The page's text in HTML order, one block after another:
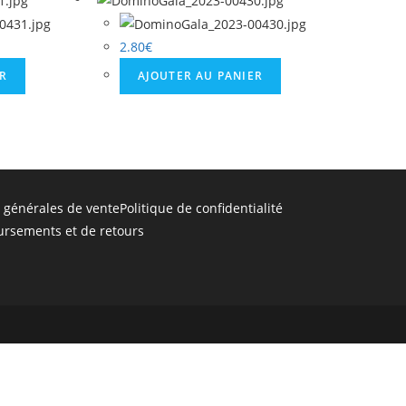
2.80€
AJOUTER AU PANIER
de ventePolitique de confidentialité
et de retours